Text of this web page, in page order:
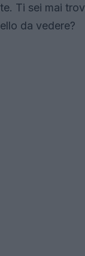
Ti sei mai
da vedere?